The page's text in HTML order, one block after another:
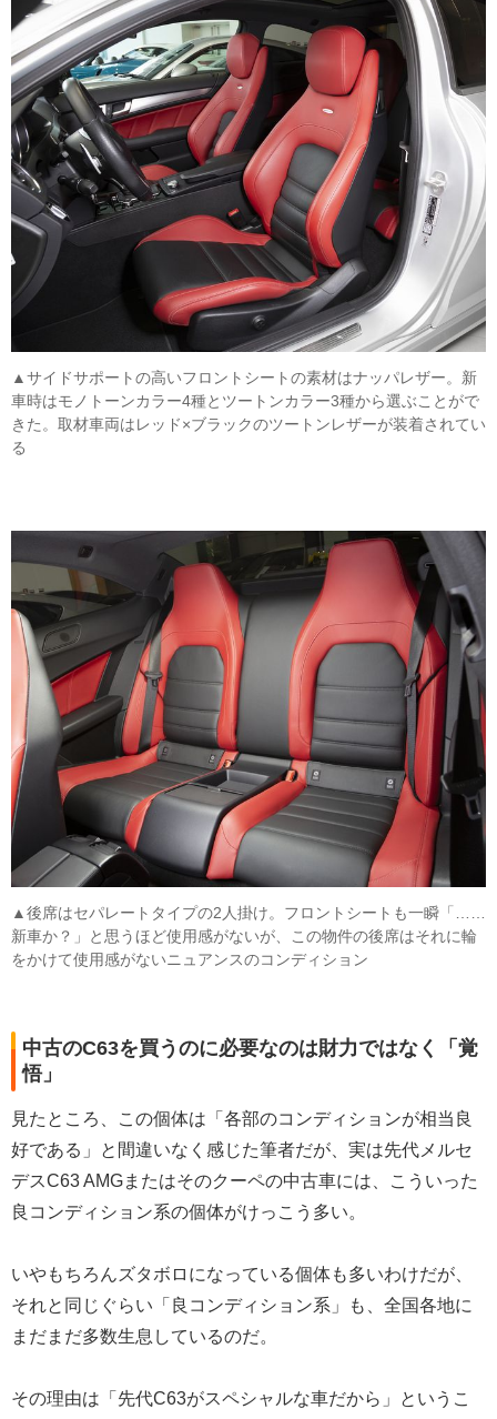
▲サイドサポートの高いフロントシートの素材はナッパレザー。新
車時はモノトーンカラー4種とツートンカラー3種から選ぶことがで
きた。取材車両はレッド×ブラックのツートンレザーが装着されてい
る
▲後席はセパレートタイプの2人掛け。フロントシートも一瞬「……
新車か？」と思うほど使用感がないが、この物件の後席はそれに輪
をかけて使用感がないニュアンスのコンディション
中古のC63を買うのに必要なのは財力ではなく「覚
悟」
見たところ、この個体は「各部のコンディションが相当良
好である」と間違いなく感じた筆者だが、実は先代メルセ
デスC63 AMGまたはそのクーペの中古車には、こういった
良コンディション系の個体がけっこう多い。
いやもちろんズタボロになっている個体も多いわけだが、
それと同じぐらい「良コンディション系」も、全国各地に
まだまだ多数生息しているのだ。
その理由は「先代C63がスペシャルな車だから」というこ